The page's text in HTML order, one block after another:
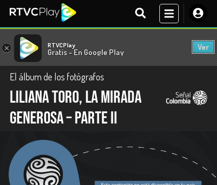
× RTVCPlay
Gratis - En Google Play
Ver
El álbum de los fotógrafos
Liliana Toro, la mirada
generosa – Parte II